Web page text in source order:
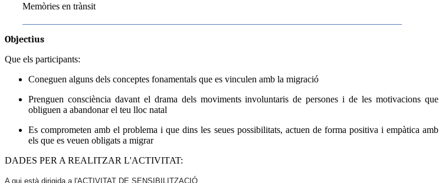
Memòries en trànsit
Objectius
Que els participants:
Coneguen alguns dels conceptes fonamentals que es vinculen amb la migració
Prenguen consciència davant el drama dels moviments involuntaris de persones i de les motivacions que
obliguen a abandonar el teu lloc natal
Es comprometen amb el problema i que dins les seues possibilitats, actuen de forma positiva i empàtica amb
els que es veuen obligats a migrar
DADES PER A REALITZAR L'ACTIVITAT:
A qui està dirigida a l'ACTIVITAT DE SENSIBILITZACIÓ